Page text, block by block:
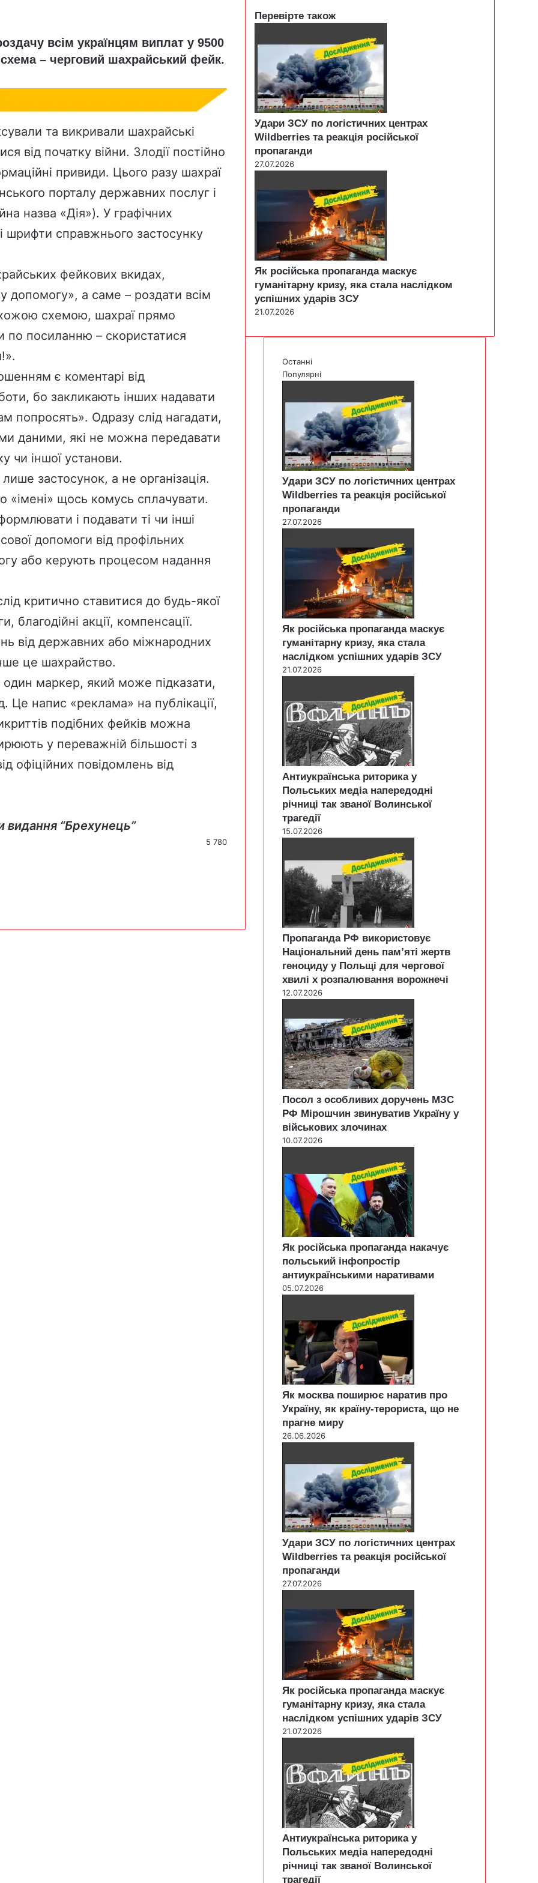
всім українцям виплат у 9500
– черговий шахрайський фейк.
та викривали шахрайські
від початку війни. Злодії постійно
привиди. Цього разу шахраї
порталу державних послуг і
назва «Дія»). У графічних
шрифти справжнього застосунку
фейкових вкидах,
допомогу», а саме – роздати всім
схемою, шахраї прямо
по посиланню – скористатися
є коментарі від
бо закликають інших надавати
попросять». Одразу слід нагадати,
даними, які не можна передавати
чи іншої установи.
застосунок, а не організація.
«імені» щось комусь сплачувати.
і подавати ті чи інші
допомоги від профільних
або керують процесом надання
критично ставитися до будь-якої
благодійні акції, компенсації.
від державних або міжнародних
це шахрайство.
один маркер, який може підказати,
напис «реклама» на публікації,
подібних фейків можна
у переважній більшості з
офіційних повідомлень від
видання “Брехунець”
5 780
Перевірте також
Удари ЗСУ по логістичних центрах
Wildberries та реакція російської
пропаганди
27.07.2026
Як російська пропаганда маскує
гуманітарну кризу, яка стала наслідком
успішних ударів ЗСУ
21.07.2026
Останні
Популярні
Удари ЗСУ по логістичних центрах
Wildberries та реакція російської
пропаганди
27.07.2026
Як російська пропаганда маскує
гуманітарну кризу, яка стала
наслідком успішних ударів ЗСУ
21.07.2026
Антиукраїнська риторика у
Польських медіа напередодні
річниці так званої Волинської
трагедії
15.07.2026
Пропаганда РФ використовує
Національний день пам’яті жертв
геноциду у Польщі для чергової
хвилі х розпалювання ворожнечі
12.07.2026
Посол з особливих доручень МЗС
РФ Мірошчин звинуватив Україну у
військових злочинах
10.07.2026
Як російська пропаганда накачує
польський інфопростір
антиукраїнськими наративами
05.07.2026
Як москва поширює наратив про
Україну, як країну-терориста, що не
прагне миру
26.06.2026
Удари ЗСУ по логістичних центрах
Wildberries та реакція російської
пропаганди
27.07.2026
Як російська пропаганда маскує
гуманітарну кризу, яка стала
наслідком успішних ударів ЗСУ
21.07.2026
Антиукраїнська риторика у
Польських медіа напередодні
річниці так званої Волинської
трагедії